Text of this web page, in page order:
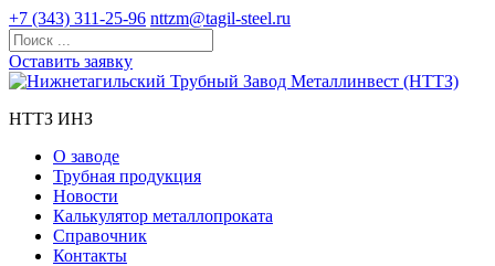
+7 (343) 311-25-96 nttzm@tagil-steel.ru
Оставить заявку
НТТЗ ИНЗ
О заводе
Трубная продукция
Новости
Калькулятор металлопроката
Справочник
Контакты